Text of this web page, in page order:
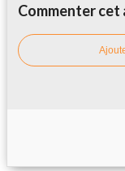
Commenter